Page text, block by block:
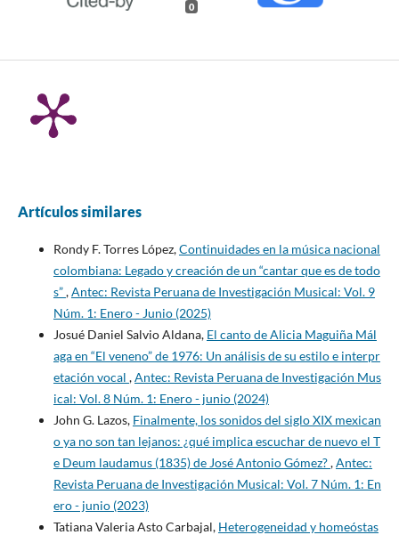
0
Artículos similares
Rondy F. Torres López,Continuidades en la música nacional
colombiana: Legado y creación de un “cantar que es de todo
s”,Antec: Revista Peruana de Investigación Musical: Vol. 9
Núm. 1: Enero - Junio (2025)
Josué Daniel Salvio Aldana, El canto de Alicia Maguiña Mál
aga en “El veneno” de 1976: Un análisis de su estilo e interpr
etación vocal ,Antec: Revista Peruana de Investigación Mus
ical: Vol. 8 Núm. 1: Enero - junio (2024)
John G. Lazos, Finalmente, los sonidos del siglo XIX mexican
o ya no son tan lejanos: ¿qué implica escuchar de nuevo el T
e Deum laudamus (1835) de José Antonio Gómez?,Antec:
Revista Peruana de Investigación Musical: Vol. 7 Núm. 1: En
ero - junio (2023)
Tatiana Valeria Asto Carbajal, Heterogeneidad y homeóstas